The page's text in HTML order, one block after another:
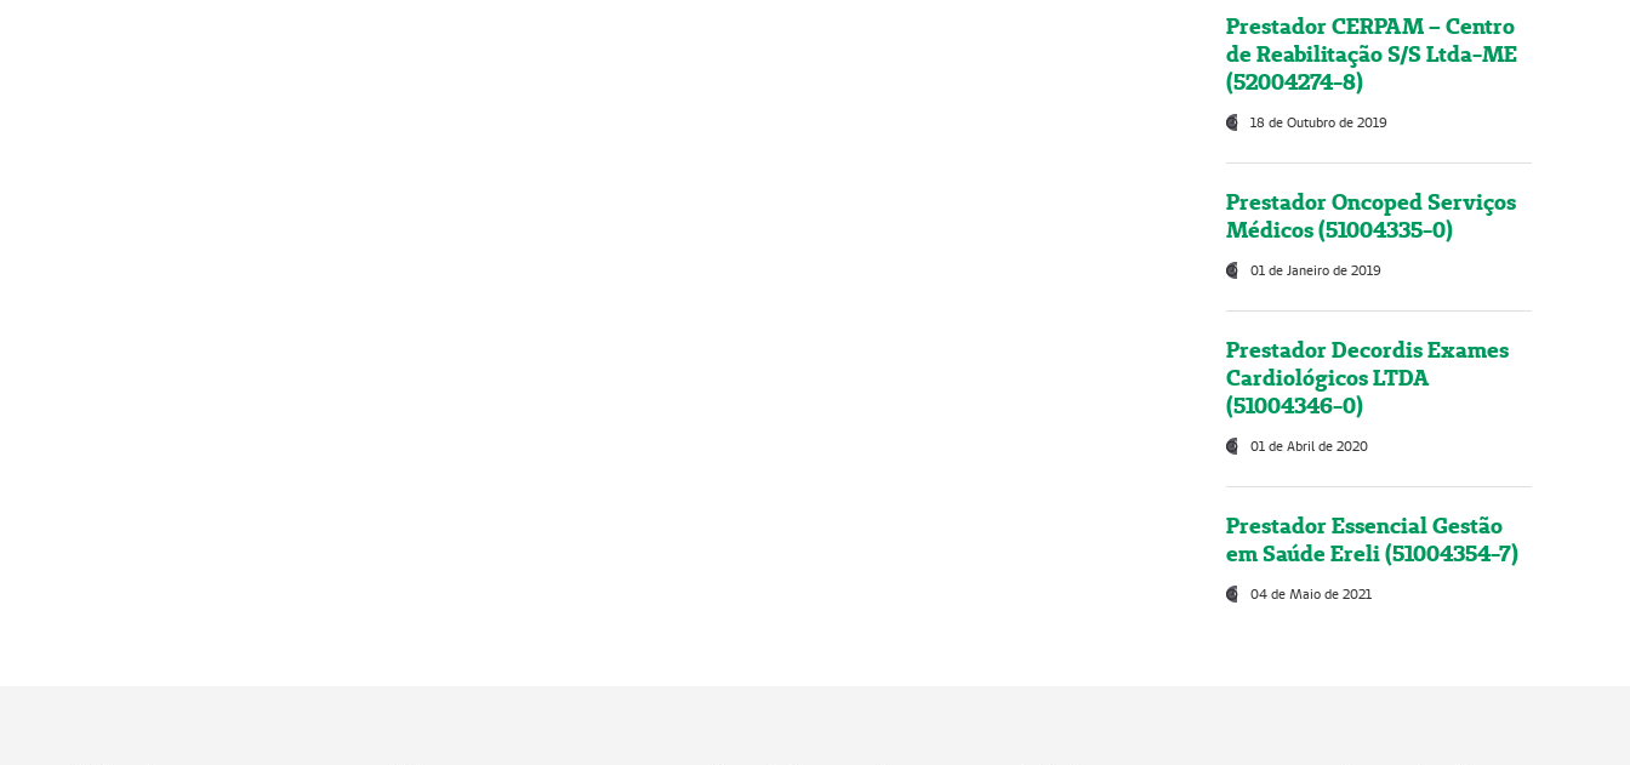
Prestador CERPAM – Centro
de Reabilitação S/S Ltda-ME
(52004274-8)
18 de Outubro de 2019
Prestador Oncoped Serviços
Médicos (51004335-0)
01 de Janeiro de 2019
Prestador Decordis Exames
Cardiológicos LTDA
(51004346-0)
01 de Abril de 2020
Prestador Essencial Gestão
em Saúde Ereli (51004354-7)
04 de Maio de 2021